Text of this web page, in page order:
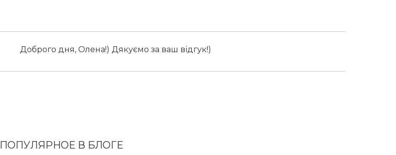
Доброго дня, Олена!) Дякуємо за ваш відгук!)
ПОПУЛЯРНОЕ В БЛОГЕ